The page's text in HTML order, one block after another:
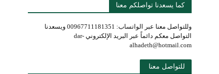
كما يسعدنا تواصلكم معنا
وللتواصل معنا عبر الواتساب: 00967711181351 ويسعدنا
التواصل معكم دائماً عبر البريد الإلكتروني dar-
alhadeth@hotmail.com
للتواصل معنا